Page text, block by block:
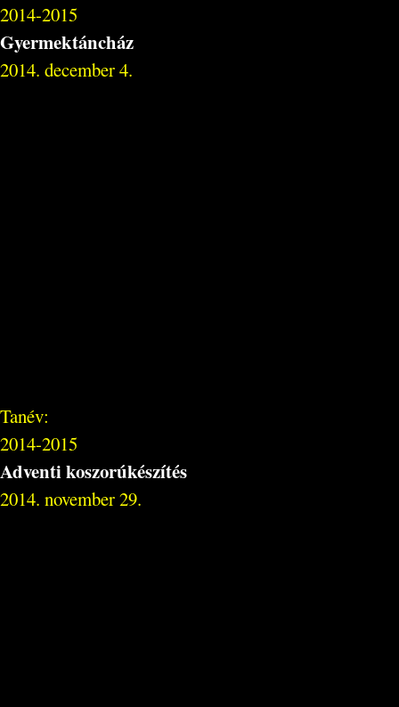
2014-2015
Gyermektáncház
2014. december 4.
Tanév:
2014-2015
Adventi koszorúkészítés
2014. november 29.